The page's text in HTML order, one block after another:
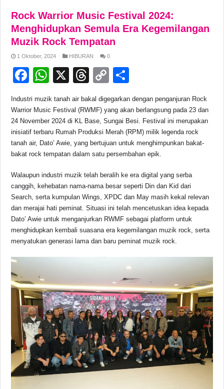
e
b
o
o
k
s
A
p
p
a
d
s
y
Li
n
k
e
Rock Warrior Music Festival 2024:
Menghidupkan Semula Era Kegemilangan
Muzik Rock Tempatan
1 Oktober, 2024 HIBURAN 0
F
c
e
b
o
o
k
W
at
s
A
p
p
X
T
e
a
d
s
C
p
y
Li
n
k
ar
e
Industri muzik tanah air bakal digegarkan dengan penganjuran Rock
Warrior Music Festival (RWMF) yang akan berlangsung pada 23 dan
24 November 2024 di KL Base, Sungai Besi. Festival ini merupakan
inisiatif terbaru Rumah Produksi Merah (RPM) milik legenda rock
tanah air, Dato’ Awie, yang bertujuan untuk menghimpunkan bakat-
bakat rock tempatan dalam satu persembahan epik.
Walaupun industri muzik telah beralih ke era digital yang serba
canggih, kehebatan nama-nama besar seperti Din dan Kid dari
Search, serta kumpulan Wings, XPDC dan May masih kekal relevan
dan merajai hati peminat. Situasi ini telah mencetuskan idea kepada
Dato’ Awie untuk menganjurkan RWMF sebagai platform untuk
menghidupkan kembali suasana era kegemilangan muzik rock, serta
menyatukan generasi lama dan baru peminat muzik rock.